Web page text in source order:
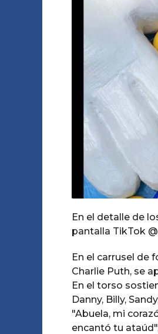
En el detalle de
pantalla TikTok
En el carrusel de
Charlie Puth, se
En el torso
Danny, Billy,
"Abuela, mi
encantó tu